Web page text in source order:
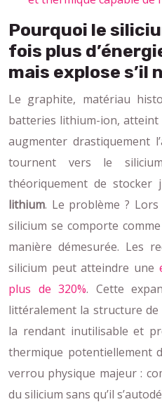
Pourquoi le
fois plus
mais explose s’il
Le graphite, matériau
batteries lithium-ion, atteint
augmenter drastiquement
tournent vers le
théoriquement de stocker
lithium. Le problème ?
silicium se comporte
manière démesurée. Les
silicium peut atteindre une
plus de 320%. Cette
littéralement la structure de
la rendant inutilisable et
thermique potentiellement
verrou physique majeur :
du silicium sans qu’il